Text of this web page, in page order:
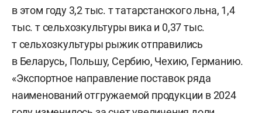
в этом году 3,2 тыс. т татарстанского льна, 1,4
тыс. т сельхозкультуры вика и 0,37 тыс.
т сельхозкультуры рыжик отправились
в Беларусь, Польшу, Сербию, Чехию, Германию.
«Экспортное направление поставок ряда
наименований отгружаемой продукции в 2024